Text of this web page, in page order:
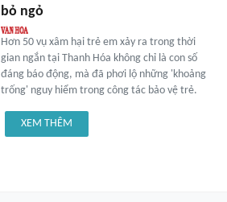
bỏ ngỏ
Hơn 50 vụ xâm hại trẻ em xảy ra trong thời
gian ngắn tại Thanh Hóa không chỉ là con số
đáng báo động, mà đã phơi lộ những 'khoảng
trống' nguy hiểm trong công tác bảo vệ trẻ.
XEM THÊM